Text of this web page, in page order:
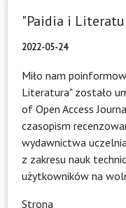
"Paidia i
2022-05-24
Miło nam
Literatura" zostało
of Open Access
czasopism
wydawnictwa
z zakresu nauk
użytkowników na
Strona